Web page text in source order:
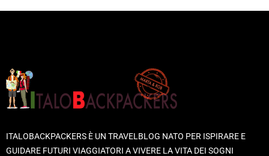
ITALOBACKPACKERS È UN TRAVELBLOG NATO PER ISPIRARE E
GUIDARE FUTURI VIAGGIATORI A VIVERE LA VITA DEI SOGNI